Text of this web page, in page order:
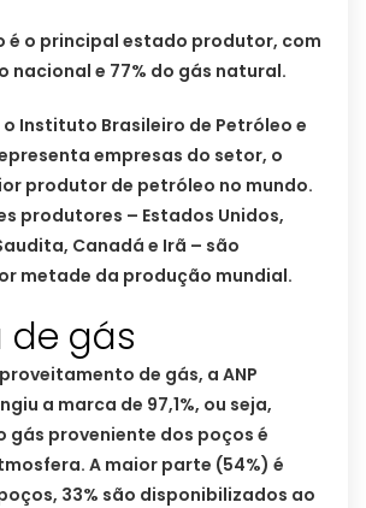
é o principal estado produtor, com
nacional e 77% do gás natural.
Instituto Brasileiro de Petróleo e
empresas do setor, o
produtor de petróleo no mundo.
produtores – Estados Unidos,
Canadá e Irã – são
metade da produção mundial.
de gás
de gás, a ANP
a marca de 97,1%, ou seja,
gás proveniente dos poços é
A maior parte (54%) é
33% são disponibilizados ao